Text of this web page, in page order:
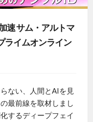
速 サム・アルトマ
ライムオンライン
ない、人間とAIを見
最前線を取材しまし
するディープフェイ